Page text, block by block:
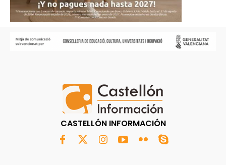
CASTELLÓN INFORMACIÓN